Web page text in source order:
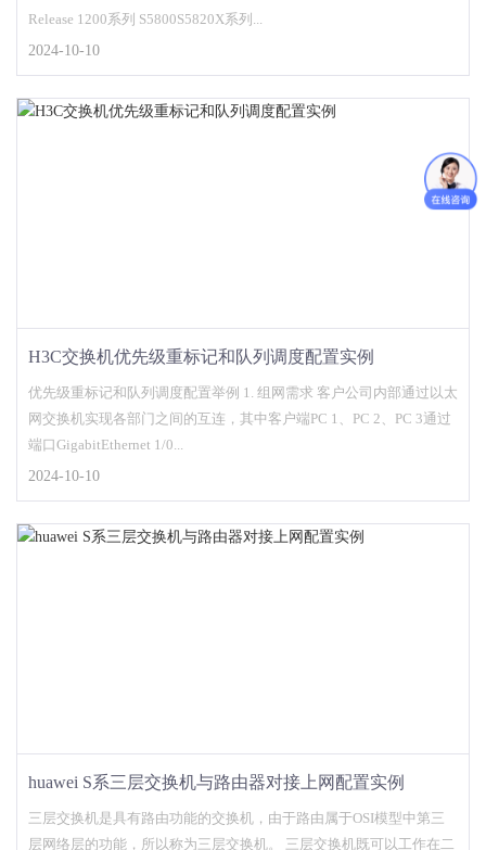
Release 1200系列 S5800S5820X系列...
2024-10-10
H3C交换机优先级重标记和队列调度配置实例
优先级重标记和队列调度配置举例 1. 组网需求 客户公司内部通过以太
网交换机实现各部门之间的互连，其中客户端PC 1、PC 2、PC 3通过
端口GigabitEthernet 1/0...
2024-10-10
huawei S系三层交换机与路由器对接上网配置实例
三层交换机是具有路由功能的交换机，由于路由属于OSI模型中第三
层网络层的功能，所以称为三层交换机。 三层交换机既可以工作在二